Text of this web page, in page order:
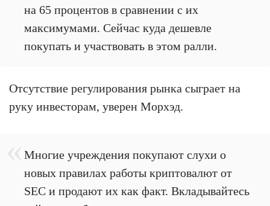
на 65 процентов в сравнении с их
максимумами. Сейчас куда дешевле
покупать и участвовать в этом ралли.
Отсутствие регулирования рынка сыграет на
руку инвесторам, уверен Морхэд.
Многие учреждения покупают слухи о
новых правилах работы криптовалют от
SEC и продают их как факт. Вкладывайтесь